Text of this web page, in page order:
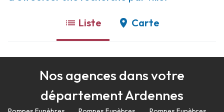
Liste Carte
Nos agences dans votre
département Ardennes